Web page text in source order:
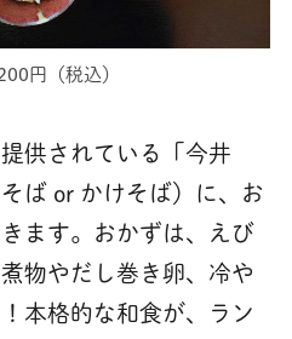
円（税込）
供されている「今井
ば or かけそば）に、お
ます。おかずは、えび
物やだし巻き卵、冷や
本格的な和食が、ラン